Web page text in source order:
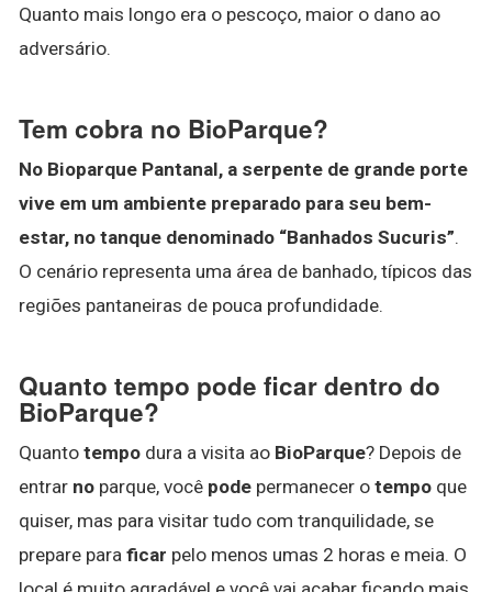
Quanto mais longo era o pescoço, maior o dano ao
adversário.
Tem cobra no BioParque?
No Bioparque Pantanal, a serpente de grande porte
vive em um ambiente preparado para seu bem-
estar, no tanque denominado “Banhados Sucuris”.
O cenário representa uma área de banhado, típicos das
regiões pantaneiras de pouca profundidade.
Quanto tempo pode ficar dentro do
BioParque?
Quanto tempo dura a visita ao BioParque? Depois de
entrar no parque, você pode permanecer o tempo que
quiser, mas para visitar tudo com tranquilidade, se
prepare para ficar pelo menos umas 2 horas e meia. O